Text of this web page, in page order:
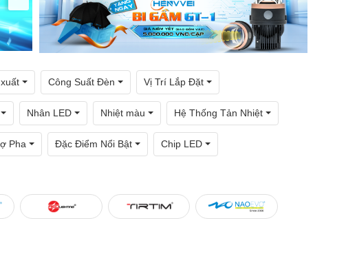
Công Suất Đèn Vị Trí Lắp Đặt
Nhân LED Nhiệt màu Hệ Thống Tản Nhiệt
Pha Đặc Điểm Nổi Bật Chip LED